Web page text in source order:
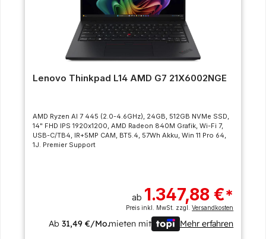
Lenovo Thinkpad L14 AMD G7 21X6002NGE
AMD Ryzen AI 7 445 (2.0-4.6GHz), 24GB, 512GB NVMe SSD,
14" FHD IPS 1920x1200, AMD Radeon 840M Grafik, Wi-Fi 7,
USB-C/TB4, IR+5MP CAM, BT5.4, 57Wh Akku, Win 11 Pro 64,
1J. Premier Support
ab 1.347,88 €*
Preis inkl. MwSt. zzgl.Versandkosten
Ab31,49 €/Mo.mieten mit Mehr erfahren